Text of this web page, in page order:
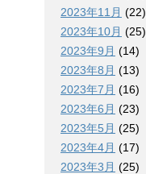
2023年11月 (22)
2023年10月 (25)
2023年9月 (14)
2023年8月 (13)
2023年7月 (16)
2023年6月 (23)
2023年5月 (25)
2023年4月 (17)
2023年3月 (25)